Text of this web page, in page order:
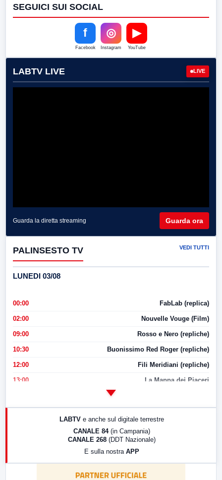
SEGUICI SUI SOCIAL
f
Facebook
◎
Instagram
▶
YouTube
LABTV LIVE LIVE
Guarda la diretta streaming Guarda ora
PALINSESTO TV VEDI TUTTI
LUNEDI 03/08
00:00 FabLab (replica)
02:00 Nouvelle Vouge (Film)
09:00 Rosso e Nero (repliche)
10:30 Buonissimo Red Roger (repliche)
12:00 Fili Meridiani (repliche)
13:00 La Mappa dei Piaceri
LABTV e anche sul digitale terrestre
CANALE 84 (in Campania)
CANALE 268 (DDT Nazionale)
E sulla nostra APP